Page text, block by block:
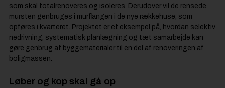
som skal totalrenoveres og isoleres. Derudover vil de rensede
mursten genbruges i murflangen i de nye rækkehuse, som
opføres i kvarteret. Projektet er et eksempel på, hvordan selektiv
nedrivning, systematisk planlægning og tæt samarbejde kan
gøre genbrug af byggematerialer til en del af renoveringen af
boligmassen.
Løber og kop skal gå op